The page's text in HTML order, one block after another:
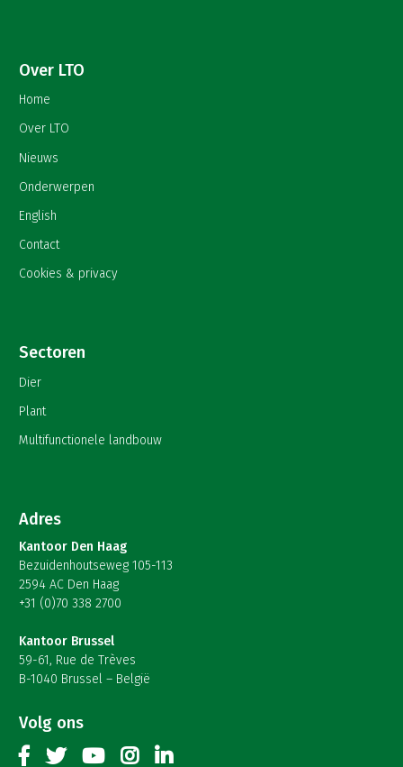
Over LTO
Home
Over LTO
Nieuws
Onderwerpen
English
Contact
Cookies & privacy
Sectoren
Dier
Plant
Multifunctionele landbouw
Adres
Kantoor Den Haag
Bezuidenhoutseweg 105-113
2594 AC Den Haag
+31 (0)70 338 2700
Kantoor Brussel
59-61, Rue de Trèves
B-1040 Brussel – België
Volg ons